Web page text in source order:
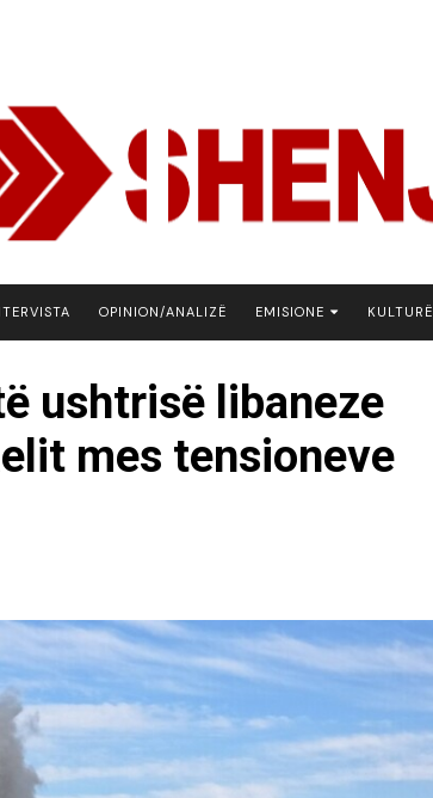
OPINION/ANALIZË EMISIONE
BOTA NE FOKUS
EKONOMIKS
INTERVISTA EMISION
KU E KISHIM FJALEN
LIGJERATE FETARE
KULTURË
ushtrisë libaneze
mes tensioneve